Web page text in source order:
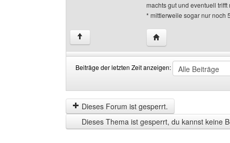
machts gut und eventuell
* mittlerweile sogar nur noch
↑ Website dieses
Beiträge der letzten Zeit anzeigen:
der
letzten
Zeit
anzeigen
by
Dieses Forum ist gesperrt.
Dieses Thema ist gesperrt, du kannst keine